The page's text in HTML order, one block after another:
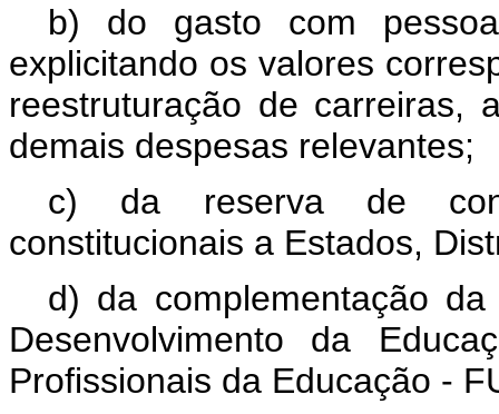
b) do gasto com
explicitando os valores
reestruturação de carreiras,
demais despesas relevantes;
c) da reserva de
constitucionais a Estados,
d) da complementação
Desenvolvimento da
Profissionais da Educação -